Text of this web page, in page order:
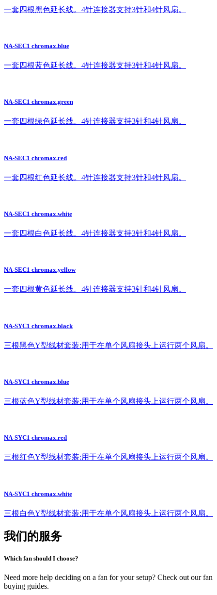
一套四根黑色延长线。4针连接器支持3针和4针风扇。
NA-SEC1 chromax.blue
一套四根蓝色延长线。4针连接器支持3针和4针风扇。
NA-SEC1 chromax.green
一套四根绿色延长线。4针连接器支持3针和4针风扇。
NA-SEC1 chromax.red
一套四根红色延长线。4针连接器支持3针和4针风扇。
NA-SEC1 chromax.white
一套四根白色延长线。4针连接器支持3针和4针风扇。
NA-SEC1 chromax.yellow
一套四根黄色延长线。4针连接器支持3针和4针风扇。
NA-SYC1 chromax.black
三根黑色Y型线材套装:用于在单个风扇接头上运行两个风扇。
NA-SYC1 chromax.blue
三根蓝色Y型线材套装:用于在单个风扇接头上运行两个风扇。
NA-SYC1 chromax.red
三根红色Y型线材套装:用于在单个风扇接头上运行两个风扇。
NA-SYC1 chromax.white
三根白色Y型线材套装:用于在单个风扇接头上运行两个风扇。
我们的服务
Which fan should I choose?
Need more help deciding on a fan for your setup? Check out our fan
buying guides.